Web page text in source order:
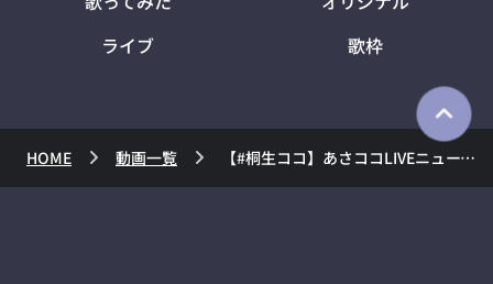
ライブ
歌枠
HOME 動画一覧 【#桐生ココ】あさココLIVEニュース！3月18日【#ココここ】